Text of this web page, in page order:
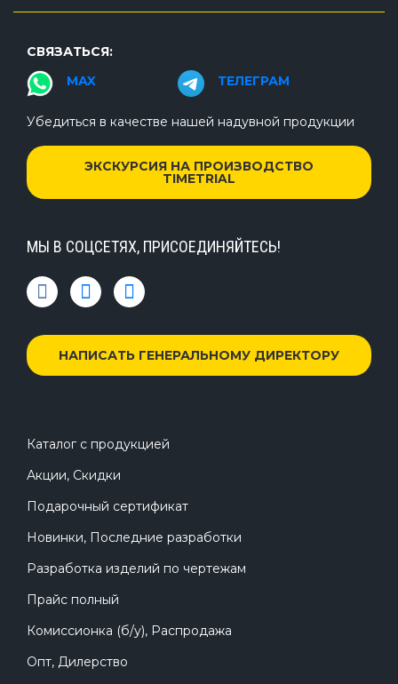
СВЯЗАТЬСЯ:
MAX
ТЕЛЕГРАМ
Убедиться в качестве нашей надувной продукции
ЭКСКУРСИЯ НА ПРОИЗВОДСТВО
TIMETRIAL
МЫ В СОЦСЕТЯХ, ПРИСОЕДИНЯЙТЕСЬ!
НАПИСАТЬ ГЕНЕРАЛЬНОМУ ДИРЕКТОРУ
Каталог с продукцией
Акции, Скидки
Подарочный сертификат
Новинки, Последние разработки
Разработка изделий по чертежам
Прайс полный
Комиссионка (б/у), Распродажа
Опт, Дилерство